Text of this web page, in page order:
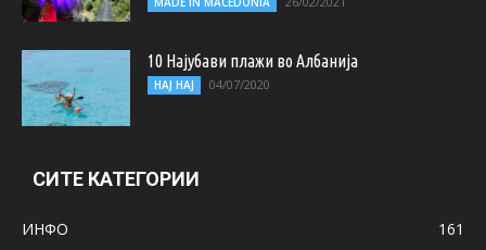
10 Најубави плажи во Албанија
НАЈ НАЈ 04/07/2020
СИТЕ КАТЕГОРИИ
ИНФО 161